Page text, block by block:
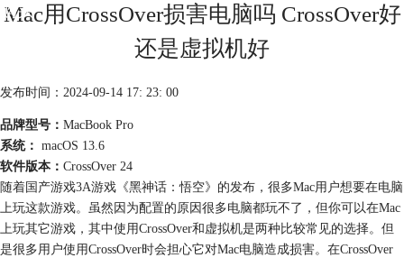
购买
Mac用CrossOver损害电脑吗 CrossOver好
还是虚拟机好
发布时间：2024-09-14 17: 23: 00
品牌型号： MacBook Pro
系统： macOS 13.6
软件版本： CrossOver 24
随着国产游戏3A游戏《黑神话：悟空》的发布，很多Mac用户想要在电脑
上玩这款游戏。虽然因为配置的原因很多电脑都玩不了，但你可以在Mac
上玩其它游戏，其中使用CrossOver和虚拟机是两种比较常见的选择。但
是很多用户使用CrossOver时会担心它对Mac电脑造成损害。在CrossOver